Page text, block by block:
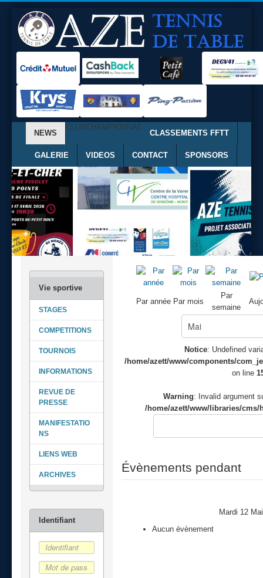
NEWS
CLUBCHAMPIONNAT
CLASSEMENTS FFTT
GALERIE VIDEOS CONTACT SPONSORS
STAGES
COMPETITIONS
TOURNOIS
INFORMATIONS
REVUE DE
PRESSE
MANIFESTATIO
NS
LIENS WEB
ARCHIVES
Par année Par mois
Par
semaine
Notice: Undefined
/home/azett/www/components/
on line
Warning: Invalid argument
/home/azett/www/libraries/cms/
Évènements pendant
Mardi 12
Aucun évènement